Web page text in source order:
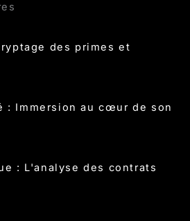
des primes et
: Immersion au cœur de son
: L'analyse des contrats